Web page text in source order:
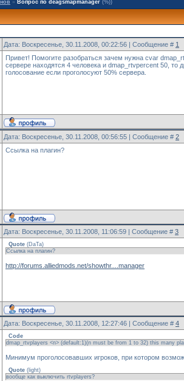
» Вопрос по deagsmapmanager (%))
Дата: Воскресенье, 30.11.2008, 00:22:56 | Сообщение # 1
Привет! Помогите разобраться зачем нужна cvar
сервере находятся 4 человека и dmap_rtvpercent 50, то
голосование если проголосуют 50% сервера.
Дата: Воскресенье, 30.11.2008, 00:56:55 | Сообщение # 2
Ссылка на плагин?
Дата: Воскресенье, 30.11.2008, 11:06:59 | Сообщение # 3
Quote (DaTa)
Ссылка на плагин?
http://forums.alliedmods.net/showthr....manager
Дата: Воскресенье, 30.11.2008, 12:27:46 | Сообщение # 4
Code
dmap_rtvplayers <n> (default:1)(n must be from 1 to 32) this many
Минимум проголосовавших игроков, при котором
Quote ( light)
вообще как выключить rtvplayers?